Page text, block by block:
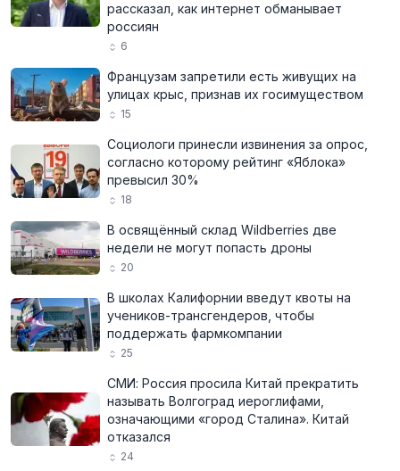
рассказал, как интернет обманывает
россиян
6
Французам запретили есть живущих на
улицах крыс, признав их госимуществом
15
Социологи принесли извинения за опрос,
согласно которому рейтинг «Яблока»
превысил 30%
18
В освящённый склад Wildberries две
недели не могут попасть дроны
20
В школах Калифорнии введут квоты на
учеников-трансгендеров, чтобы
поддержать фармкомпании
25
СМИ: Россия просила Китай прекратить
называть Волгоград иероглифами,
означающими «город Сталина». Китай
отказался
24